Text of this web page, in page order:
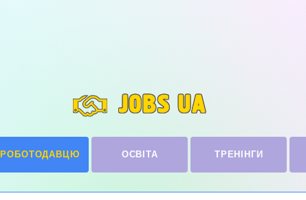
JOBS UA
РОБОТОДАВЦЮ ОСВІТА ТРЕНІНГИ